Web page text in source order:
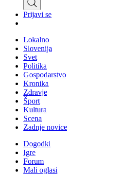
Prijavi se
Lokalno
Slovenija
Svet
Politika
Gospodarstvo
Kronika
Zdravje
Šport
Kultura
Scena
Zadnje novice
Dogodki
Igre
Forum
Mali oglasi